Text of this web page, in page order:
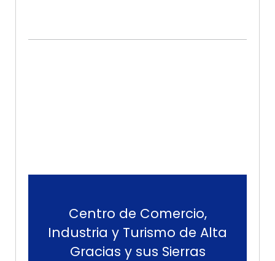
Centro de Comercio,
Industria y Turismo de Alta
Gracias y sus Sierras